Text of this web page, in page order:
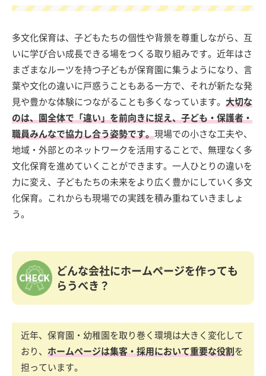
多文化保育は、子どもたちの個性や背景を尊重しながら、互
いに学び合い成長できる場をつくる取り組みです。近年はさ
まざまなルーツを持つ子どもが保育園に集うようになり、言
葉や文化の違いに戸惑うこともある一方で、それが新たな発
見や豊かな体験につながることも多くなっています。 大切な
のは、園全体で「違い」を前向きに捉え、子ども・保護者・
職員みんなで協力し合う姿勢です。現場での小さな工夫や、
地域・外部とのネットワークを活用することで、無理なく多
文化保育を進めていくことができます。一人ひとりの違いを
力に変え、子どもたちの未来をより広く豊かにしていく多文
化保育。これからも現場での実践を積み重ねていきましょ
う。
どんな会社にホームページを作っても
らうべき？
近年、保育園・幼稚園を取り巻く環境は大きく変化して
おり、 ホームページは集客・採用において重要な役割を
担っています。